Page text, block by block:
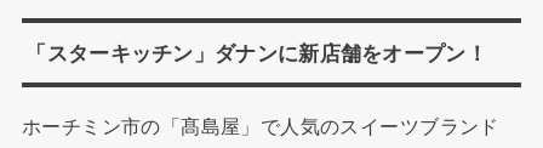
「スターキッチン」ダナンに新店舗をオープン！
ホーチミン市の「髙島屋」で人気のスイーツブランド